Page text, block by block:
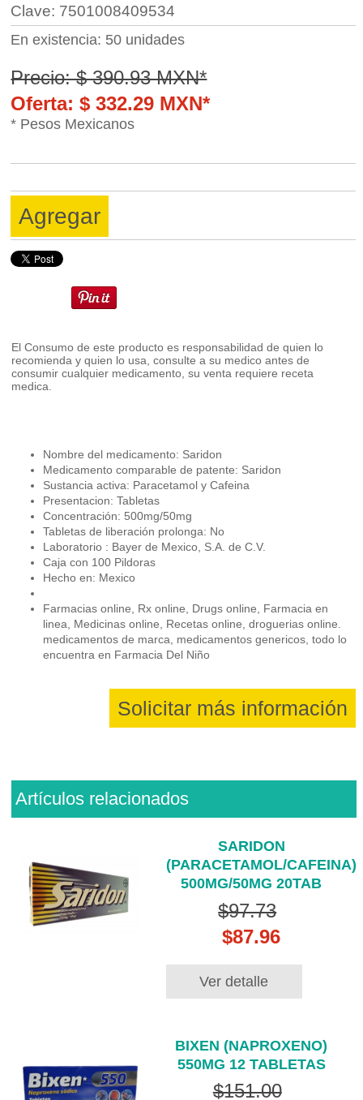
Clave: 7501008409534
En existencia: 50 unidades
Precio: $ 390.93 MXN*
Oferta: $ 332.29 MXN*
* Pesos Mexicanos
Agregar
El Consumo de este producto es responsabilidad de quien lo
recomienda y quien lo usa, consulte a su medico antes de
consumir cualquier medicamento, su venta requiere receta
medica.
Nombre del medicamento: Saridon
Medicamento comparable de patente: Saridon
Sustancia activa: Paracetamol y Cafeina
Presentacion: Tabletas
Concentración: 500mg/50mg
Tabletas de liberación prolonga: No
Laboratorio : Bayer de Mexico, S.A. de C.V.
Caja con 100 Pildoras
Hecho en: Mexico
Farmacias online, Rx online, Drugs online, Farmacia en
linea, Medicinas online, Recetas online, droguerias online.
medicamentos de marca, medicamentos genericos, todo lo
encuentra en Farmacia Del Niño
Solicitar más información
Artículos relacionados
SARIDON
(PARACETAMOL/CAFEINA)
500MG/50MG 20TAB
$97.73
$87.96
Ver detalle
BIXEN (NAPROXENO)
550MG 12 TABLETAS
$151.00